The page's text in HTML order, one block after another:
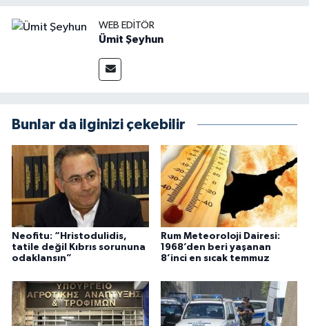
WEB EDITÖR
Ümit Şeyhun
Bunlar da ilginizi çekebilir
Neofitu: “Hristodulidis,
tatile değil Kıbrıs sorununa
odaklansın”
Rum Meteoroloji Dairesi:
1968’den beri yaşanan
8’inci en sıcak temmuz